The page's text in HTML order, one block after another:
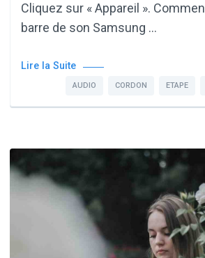
Cliquez sur « Appareil ».
barre de son Samsung …
Lire la Suite
AUDIO CORDON ETAPE